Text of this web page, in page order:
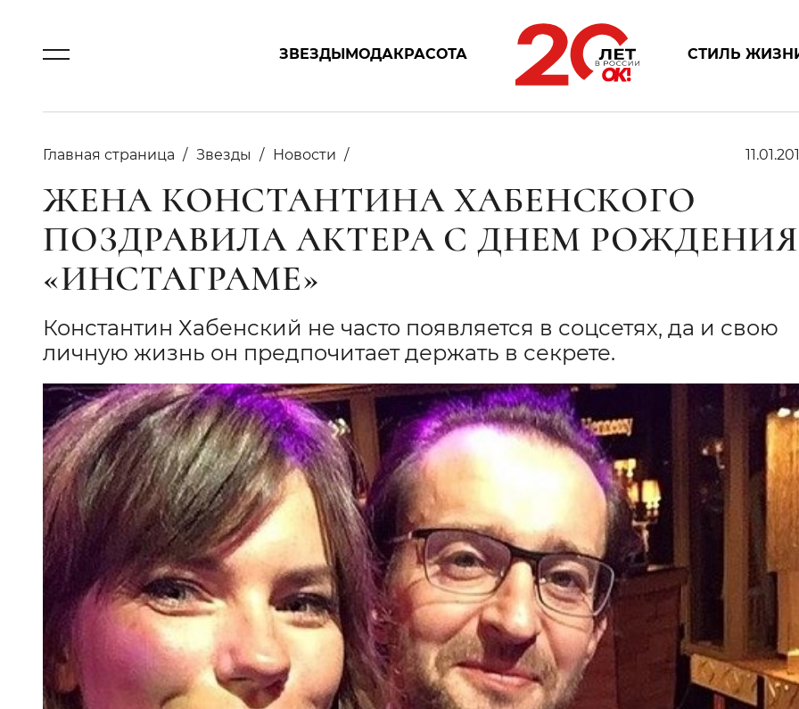
ЗВЕЗДЫМОДАКРАСОТА СТИЛЬ
Главная страница Звезды Новости
ЖЕНА КОНСТАНТИНА ХАБЕНСКОГО
ПОЗДРАВИЛА АКТЕРА С ДНЕМ РОЖДЕНИЯ
«ИНСТАГРАМЕ»
Константин Хабенский не часто появляется в соцсетях, да и свою
личную жизнь он предпочитает держать в секрете.